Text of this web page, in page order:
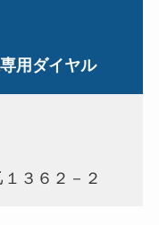
用ダイヤル
３６２－２